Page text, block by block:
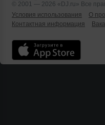
© 2001 — 2026 «DJ.ru» Все
Условия использования
О
Контактная информация